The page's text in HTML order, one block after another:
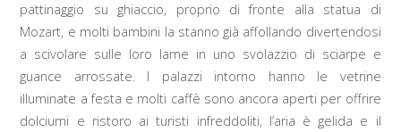
pattinaggio su ghiaccio, proprio di fronte alla statua di
Mozart, e molti bambini la stanno già affollando divertendosi
a scivolare sulle loro lame in uno svolazzio di sciarpe e
guance arrossate. I palazzi intorno hanno le vetrine
illuminate a festa e molti caffè sono ancora aperti per offrire
dolciumi e ristoro ai turisti infreddoliti, l’aria è gelida e il